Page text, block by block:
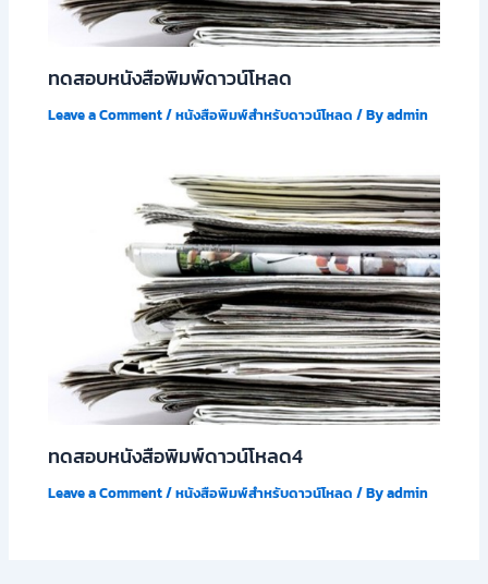
ทดสอบหนังสือพิมพ์ดาวน์โหลด
Leave a Comment/หนังสือพิมพ์สำหรับดาวน์โหลด / Byadmin
ทดสอบหนังสือพิมพ์ดาวน์โหลด4
Leave a Comment/หนังสือพิมพ์สำหรับดาวน์โหลด / Byadmin